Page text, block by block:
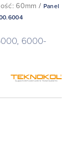
60mm / Panel
6000-